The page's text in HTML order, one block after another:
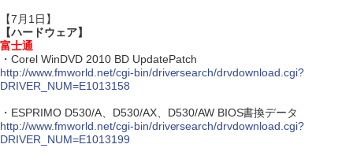
【7月1日】
【ハードウェア】
富士通
・Corel WinDVD 2010 BD UpdatePatch
http://www.fmworld.net/cgi-bin/driversearch/drvdownload.cgi?
DRIVER_NUM=E1013158
・ESPRIMO D530/A、D530/AX、D530/AW BIOS書換データ
http://www.fmworld.net/cgi-bin/driversearch/drvdownload.cgi?
DRIVER_NUM=E1013199